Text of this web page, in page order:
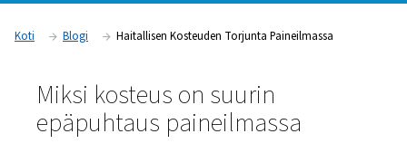
vaikuttaa tuotantoprosesseihin, laitteisiin ja lopputuotteisiin.
Koti Blogi Haitallisen Kosteuden Torjunta